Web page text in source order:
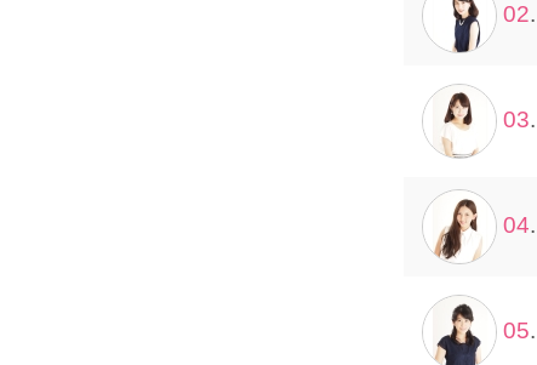
02
03
04
05